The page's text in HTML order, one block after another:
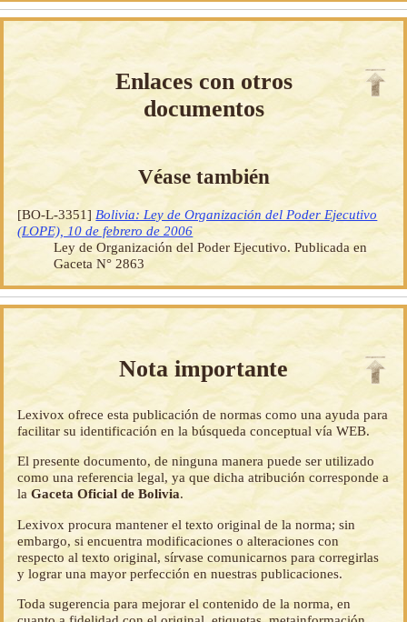
Enlaces con otros
documentos
Véase también
[BO-L-3351] Bolivia: Ley de Organización del Poder Ejecutivo
(LOPE), 10 de febrero de 2006
Ley de Organización del Poder Ejecutivo. Publicada en
Gaceta N° 2863
Nota importante
Lexivox ofrece esta publicación de normas como una ayuda para
facilitar su identificación en la búsqueda conceptual vía WEB.
El presente documento, de ninguna manera puede ser utilizado
como una referencia legal, ya que dicha atribución corresponde a
laGaceta Oficial de Bolivia.
Lexivox procura mantener el texto original de la norma; sin
embargo, si encuentra modificaciones o alteraciones con
respecto al texto original, sírvase comunicarnos para corregirlas
y lograr una mayor perfección en nuestras publicaciones.
Toda sugerencia para mejorar el contenido de la norma, en